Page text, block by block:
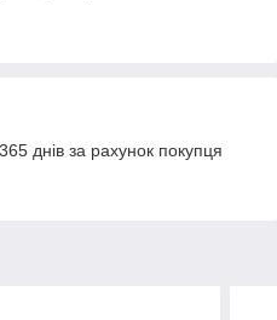
днів за рахунок покупця